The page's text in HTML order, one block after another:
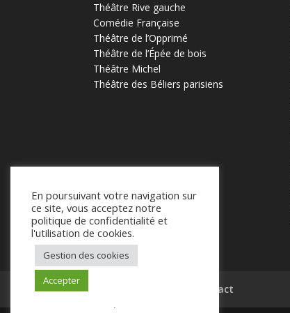
Théâtre Rive gauche
Comédie Française
Théâtre de l’Opprimé
Théâtre de l’Épée de bois
Théâtre Michel
Théâtre des Béliers parisiens
Contact
En poursuivant votre navigation sur
ce site, vous acceptez notre
politique de confidentialité et
l'utilisation de cookies.
Gestion des cookies
Accepter
.